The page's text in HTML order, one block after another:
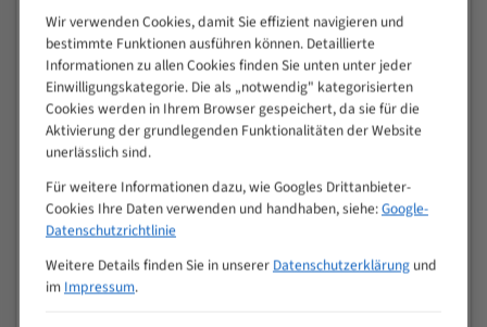
4/5
50
80
> 100
VOLLMATERIAL
M (mm)
Zoll (ZpZ))
>
25
10/14
15 - 40
8/12
25 - 50
Wir verwenden Cookies, damit Sie effizient navigieren und
bestimmte Funktionen ausführen können. Detaillierte
Informationen zu allen Cookies finden Sie unten unter jeder
Einwilligungskategorie. Die als „notwendig" kategorisierten
Cookies werden in Ihrem Browser gespeichert, da sie für die
Aktivierung der grundlegenden Funktionalitäten der Website
unerlässlich sind.
Für weitere Informationen dazu, wie Googles Drittanbieter-
Cookies Ihre Daten verwenden und handhaben, siehe:Google-
Datenschutzrichtlinie
Weitere Details finden Sie in unserer Datenschutzerklärungund
im Impressum.